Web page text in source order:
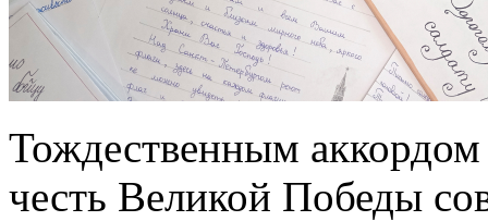
Тождественным
честь Великой Победы